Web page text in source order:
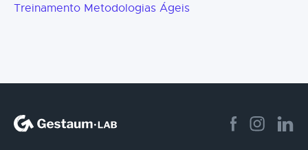
Treinamento Metodologias Ágeis